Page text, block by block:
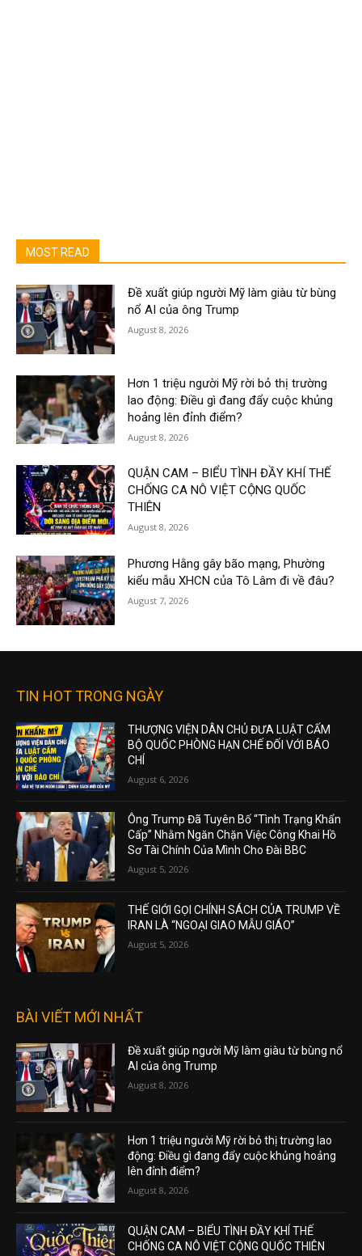
MOST READ
Đề xuất giúp người Mỹ làm giàu từ bùng
nổ AI của ông Trump
August 8, 2026
Hơn 1 triệu người Mỹ rời bỏ thị trường
lao động: Điều gì đang đẩy cuộc khủng
hoảng lên đỉnh điểm?
August 8, 2026
QUẬN CAM – BIỂU TÌNH ĐẦY KHÍ THẾ
CHỐNG CA NÔ VIỆT CỘNG QUỐC
THIÊN
August 8, 2026
Phương Hằng gây bão mạng, Phường
kiểu mẫu XHCN của Tô Lâm đi về đâu?
August 7, 2026
TIN HOT TRONG NGÀY
THƯỢNG VIỆN DÂN CHỦ ĐƯA LUẬT CẤM
BỘ QUỐC PHÒNG HẠN CHẾ ĐỐI VỚI BÁO
CHÍ
August 6, 2026
Ông Trump Đã Tuyên Bố “Tình Trạng Khẩn
Cấp” Nhằm Ngăn Chặn Việc Công Khai Hồ
Sơ Tài Chính Của Mình Cho Đài BBC
August 5, 2026
THẾ GIỚI GỌI CHÍNH SÁCH CỦA TRUMP VỀ
IRAN LÀ “NGOẠI GIAO MẪU GIÁO”
August 5, 2026
BÀI VIẾT MỚI NHẤT
Đề xuất giúp người Mỹ làm giàu từ bùng nổ
AI của ông Trump
August 8, 2026
Hơn 1 triệu người Mỹ rời bỏ thị trường lao
động: Điều gì đang đẩy cuộc khủng hoảng
lên đỉnh điểm?
August 8, 2026
QUẬN CAM – BIỂU TÌNH ĐẦY KHÍ THẾ
CHỐNG CA NÔ VIỆT CỘNG QUỐC THIÊN